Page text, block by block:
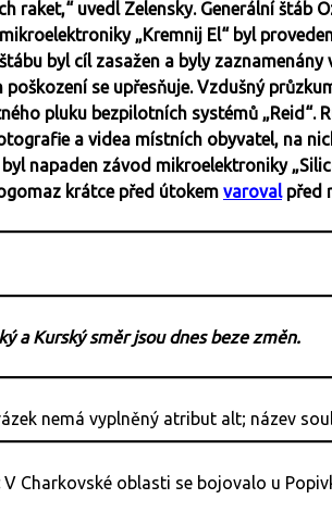
raket,“ uvedl Zelensky. Generální štáb
„Kremnij El“ byl
byl cíl zasažen a byly
poškození se upřesňuje. Vzdušný
pluku bezpilotních systémů „Reid“.
a videa místních obyvatel, na
napaden závod mikroelektroniky
krátce před útokem varovalpřed
a Kurský směr jsou dnes beze změn.
V Charkovské oblasti se bojovalo u